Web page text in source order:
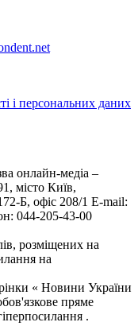
і персональних даних
онлайн-медіа –
місто Київ,
Б, офіс 208/1 E-mail:
044-205-43-00
розміщених на
на
« Новини України
пряме
.